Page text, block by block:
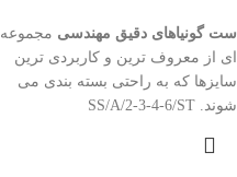
ست گونیاهاى دقیق مهندسى مجموعه
اى از معروف ترین و کاربردى ترین
سایزها که به راحتى بسته بندى مى
شوند. SS/A/2-3-4-6/ST